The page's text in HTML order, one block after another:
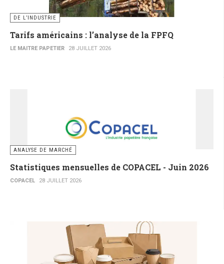
DE L’INDUSTRIE
Tarifs américains : l’analyse de la FPFQ
LE MAITRE PAPETIER 28 JUILLET 2026
ANALYSE DE MARCHÉ
Statistiques mensuelles de COPACEL - Juin 2026
COPACEL 28 JUILLET 2026